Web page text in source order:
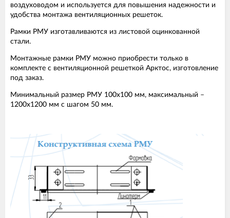
воздуховодом и используется для повышения надежности и
удобства монтажа вентиляционных решеток.
Рамки РМУ изготавливаются из листовой оцинкованной
стали.
Монтажные рамки РМУ можно приобрести только в
комплекте с вентиляционной решеткой Арктос, изготовление
под заказ.
Минимальный размер РМУ 100х100 мм, максимальный –
1200х1200 мм с шагом 50 мм.